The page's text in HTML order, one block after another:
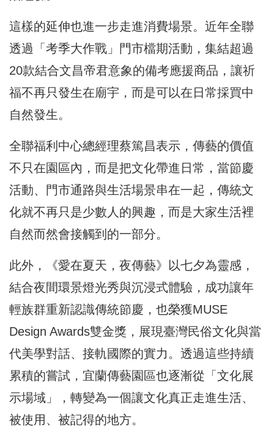
這樣的延伸也進一步走進消費場景。近年全聯
透過「考季大作戰」門市檔期活動，集結超過
20款結合文昌帝君意象的備考應援商品，讓祈
福不再只發生在廟宇，而是可以在日常採買中
自然發生。
全聯福利中心總經理蔡篤昌表示，傳藝的價值
不只在園區內，而是把文化帶進日常，當節慶
活動、門市通路與生活場景串在一起，傳統文
化就不再只是少數人的興趣，而是大家生活裡
自然而然會接觸到的一部分。
此外，《愛在夏天，夜傳藝》以七夕為靈感，
結合夜間環景燈光秀與沉浸式體驗，成功讓年
輕族群重新認識傳統節慶，也榮獲MUSE
Design Awards雙金獎，展現臺灣民俗文化與當
代美學對話、接軌國際的實力。透過這些持續
累積的嘗試，宜蘭傳藝園區也逐漸從「文化展
示場域」，轉變為一個讓文化真正走進生活、
被使用、被記得的地方。